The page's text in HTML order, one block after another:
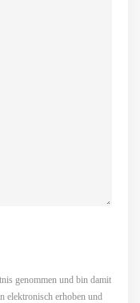
genommen und bin damit
elektronisch erhoben und